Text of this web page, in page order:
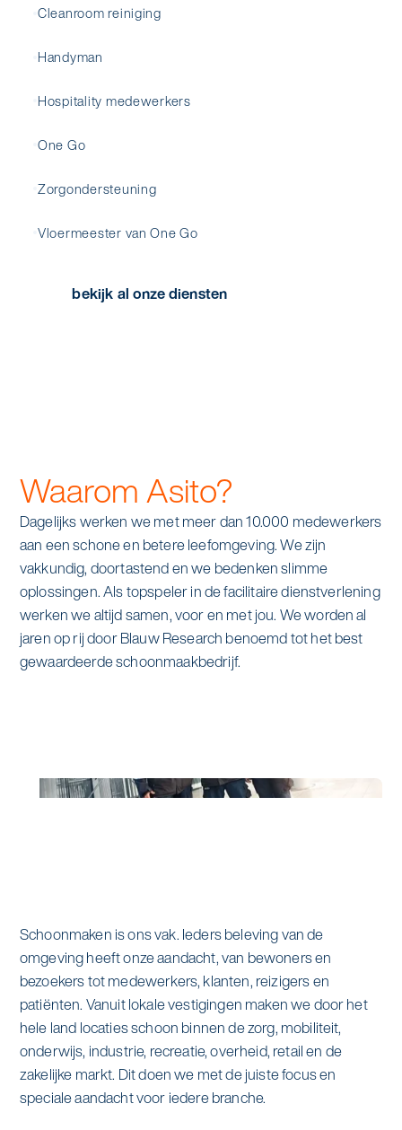
Cleanroom reiniging
Handyman
Hospitality medewerkers
One Go
Zorgondersteuning
Vloermeester van One Go
bekijk al onze diensten
Waarom Asito?
Dagelijks werken we met meer dan 10.000 medewerkers
aan een schone en betere leefomgeving. We zijn
vakkundig, doortastend en we bedenken slimme
oplossingen. Als topspeler in de facilitaire dienstverlening
werken we altijd samen, voor en met jou. We worden al
jaren op rij door Blauw Research benoemd tot het best
gewaardeerde schoonmaakbedrijf.
Schoonmaken is ons vak. Ieders beleving van de
omgeving heeft onze aandacht, van bewoners en
bezoekers tot medewerkers, klanten, reizigers en
patiënten. Vanuit lokale vestigingen maken we door het
hele land locaties schoon binnen de zorg, mobiliteit,
onderwijs, industrie, recreatie, overheid, retail en de
zakelijke markt. Dit doen we met de juiste focus en
speciale aandacht voor iedere branche.